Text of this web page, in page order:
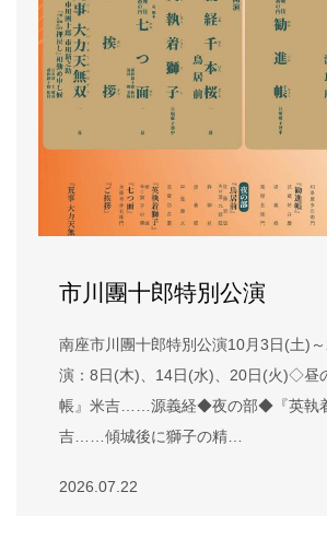
市川團十郎特別公演
南座市川團十郎特別公演10月3日(土)
演：8日(木)、14日(水)、20日(火)◇昼
帳』米吉……源義経◆夜の部◆『英執
吉……傾城後に獅子の精…
2026.07.22